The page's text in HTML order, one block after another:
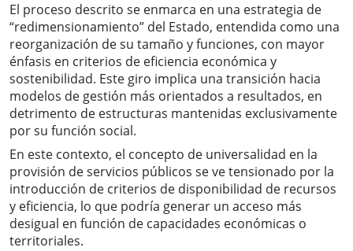
El proceso descrito se enmarca en una estrategia de
“redimensionamiento” del Estado, entendida como una
reorganización de su tamaño y funciones, con mayor
énfasis en criterios de eficiencia económica y
sostenibilidad. Este giro implica una transición hacia
modelos de gestión más orientados a resultados, en
detrimento de estructuras mantenidas exclusivamente
por su función social.
En este contexto, el concepto de universalidad en la
provisión de servicios públicos se ve tensionado por la
introducción de criterios de disponibilidad de recursos
y eficiencia, lo que podría generar un acceso más
desigual en función de capacidades económicas o
territoriales.